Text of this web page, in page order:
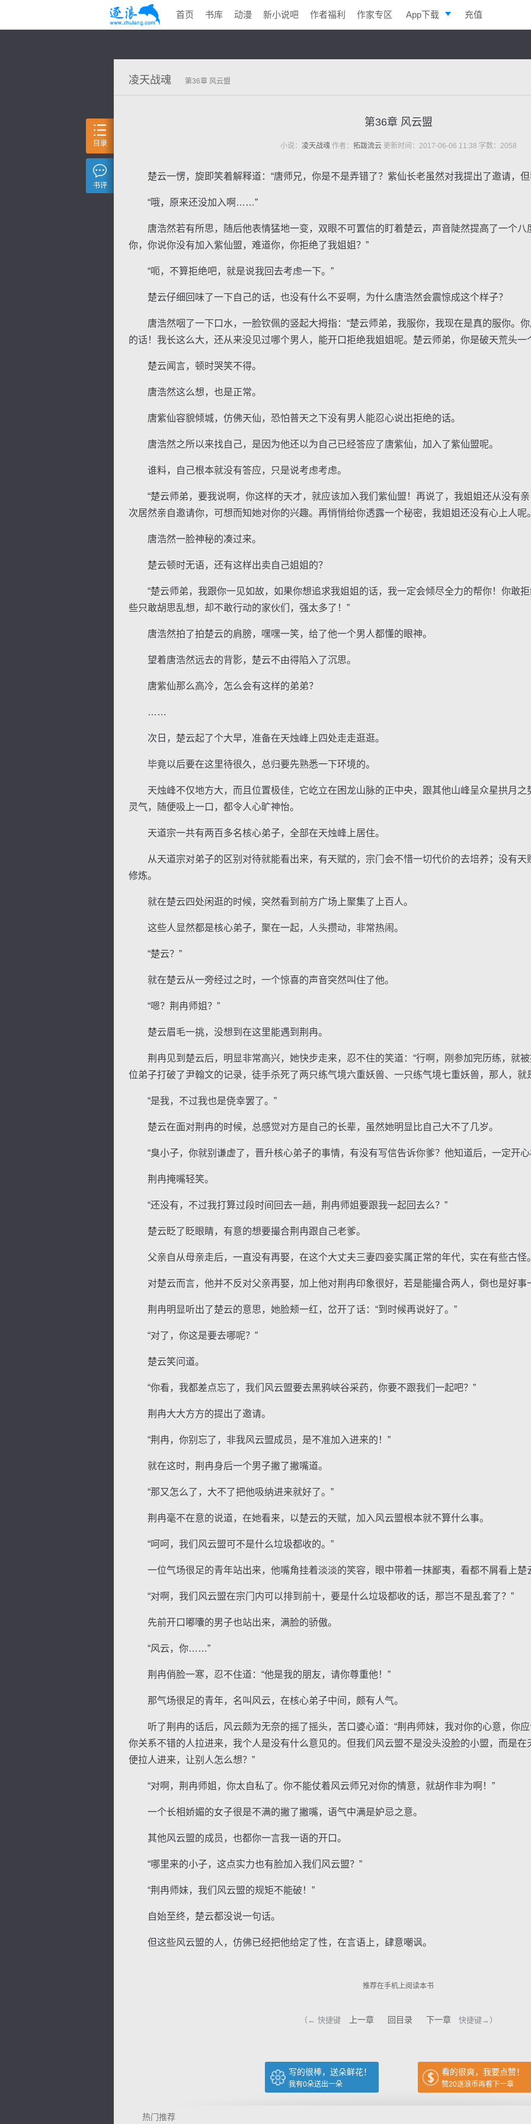
首页 书库 动漫 新小说吧 作者福利 作家专区 App下载 充值
凌天战魂 第36章 风云盟
第36章 风云盟
小说： 凌天战魂作者： 拓跋流云更新时间：2017-06-06 11:38 字数：2058
楚云一愣，旋即笑着解释道：“唐师兄，你是不是弄错了？紫仙长老虽然对我提出了邀请，但
“哦，原来还没加入啊……”
唐浩然若有所思，随后他表情猛地一变，双眼不可置信的盯着楚云，声音陡然提高了一个
你，你说你没有加入紫仙盟，难道你，你拒绝了我姐姐？”
“呃，不算拒绝吧，就是说我回去考虑一下。”
楚云仔细回味了一下自己的话，也没有什么不妥啊，为什么唐浩然会震惊成这个样子？
唐浩然咽了一下口水，一脸钦佩的竖起大拇指：“楚云师弟，我服你，我现在是真的服你。
的话！我长这么大，还从来没见过哪个男人，能开口拒绝我姐姐呢。楚云师弟，你是破天荒头一
楚云闻言，顿时哭笑不得。
唐浩然这么想，也是正常。
唐紫仙容貌倾城，仿佛天仙，恐怕普天之下没有男人能忍心说出拒绝的话。
唐浩然之所以来找自己，是因为他还以为自己已经答应了唐紫仙，加入了紫仙盟呢。
谁料，自己根本就没有答应，只是说考虑考虑。
“楚云师弟，要我说啊，你这样的天才，就应该加入我们紫仙盟！再说了，我姐姐还从没有
次居然亲自邀请你，可想而知她对你的兴趣。再悄悄给你透露一个秘密，我姐姐还没有心上人呢
唐浩然一脸神秘的凑过来。
楚云顿时无语，还有这样出卖自己姐姐的？
“楚云师弟，我跟你一见如故，如果你想追求我姐姐的话，我一定会倾尽全力的帮你！你敢
些只敢胡思乱想，却不敢行动的家伙们，强太多了！”
唐浩然拍了拍楚云的肩膀，嘿嘿一笑，给了他一个男人都懂的眼神。
望着唐浩然远去的背影，楚云不由得陷入了沉思。
唐紫仙那么高冷，怎么会有这样的弟弟？
……
次日，楚云起了个大早，准备在天烛峰上四处走走逛逛。
毕竟以后要在这里待很久，总归要先熟悉一下环境的。
天烛峰不仅地方大，而且位置极佳，它屹立在困龙山脉的正中央，跟其他山峰呈众星拱月之
灵气，随便吸上一口，都令人心旷神怡。
天道宗一共有两百多名核心弟子，全部在天烛峰上居住。
从天道宗对弟子的区别对待就能看出来，有天赋的，宗门会不惜一切代价的去培养；没有天
修炼。
就在楚云四处闲逛的时候，突然看到前方广场上聚集了上百人。
这些人显然都是核心弟子，聚在一起，人头攒动，非常热闹。
“楚云？”
就在楚云从一旁经过之时，一个惊喜的声音突然叫住了他。
“嗯？荆冉师姐？”
楚云眉毛一挑，没想到在这里能遇到荆冉。
荆冉见到楚云后，明显非常高兴，她快步走来，忍不住的笑道：“行啊，刚参加完历练，就
位弟子打破了尹翰文的记录，徒手杀死了两只练气境六重妖兽、一只练气境七重妖兽，那人，就
“是我，不过我也是侥幸罢了。”
楚云在面对荆冉的时候，总感觉对方是自己的长辈，虽然她明显比自己大不了几岁。
“臭小子，你就别谦虚了，晋升核心弟子的事情，有没有写信告诉你爹？他知道后，一定开心
荆冉掩嘴轻笑。
“还没有，不过我打算过段时间回去一趟，荆冉师姐要跟我一起回去么？”
楚云眨了眨眼睛，有意的想要撮合荆冉跟自己老爹。
父亲自从母亲走后，一直没有再娶，在这个大丈夫三妻四妾实属正常的年代，实在有些古怪
对楚云而言，他并不反对父亲再娶，加上他对荆冉印象很好，若是能撮合两人，倒也是好事
荆冉明显听出了楚云的意思，她脸颊一红，岔开了话：“到时候再说好了。”
“对了，你这是要去哪呢？”
楚云笑问道。
“你看，我都差点忘了，我们风云盟要去黑鸦峡谷采药，你要不跟我们一起吧？”
荆冉大大方方的提出了邀请。
“荆冉，你别忘了，非我风云盟成员，是不准加入进来的！”
就在这时，荆冉身后一个男子撇了撇嘴道。
“那又怎么了，大不了把他吸纳进来就好了。”
荆冉毫不在意的说道，在她看来，以楚云的天赋，加入风云盟根本就不算什么事。
“呵呵，我们风云盟可不是什么垃圾都收的。”
一位气场很足的青年站出来，他嘴角挂着淡淡的笑容，眼中带着一抹鄙夷，看都不屑看上楚
“对啊，我们风云盟在宗门内可以排到前十，要是什么垃圾都收的话，那岂不是乱套了？”
先前开口嘟囔的男子也站出来，满脸的骄傲。
“风云，你……”
荆冉俏脸一寒，忍不住道：“他是我的朋友，请你尊重他！”
那气场很足的青年，名叫风云，在核心弟子中间，颇有人气。
听了荆冉的话后，风云颇为无奈的摇了摇头，苦口婆心道：“荆冉师妹，我对你的心意，你
你关系不错的人拉进来，我个人是没有什么意见的。但我们风云盟不是没头没脸的小盟，而是
便拉人进来，让别人怎么想？”
“对啊，荆冉师姐，你太自私了。你不能仗着风云师兄对你的情意，就胡作非为啊！”
一个长相娇媚的女子很是不满的撇了撇嘴，语气中满是妒忌之意。
其他风云盟的成员，也都你一言我一语的开口。
“哪里来的小子，这点实力也有脸加入我们风云盟？”
“荆冉师妹，我们风云盟的规矩不能破！”
自始至终，楚云都没说一句话。
但这些风云盟的人，仿佛已经把他给定了性，在言语上，肆意嘲讽。
推荐在手机上阅读本书
（← 快捷键 上一章 回目录 下一章 快捷键→）
写的很棒，送朵鲜花！
我有0朵送出一朵
看的很爽，我要点赞！
赞20逐浪币再看下一章
热门推荐
目录
书评